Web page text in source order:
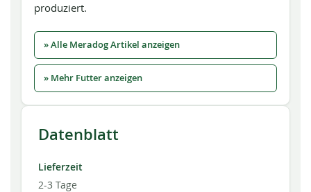
produziert.
» Alle Meradog Artikel anzeigen
» Mehr Futter anzeigen
Datenblatt
Lieferzeit
2-3 Tage